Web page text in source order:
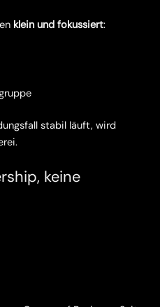
klein und fokussiert:
stabil läuft, wird
keine